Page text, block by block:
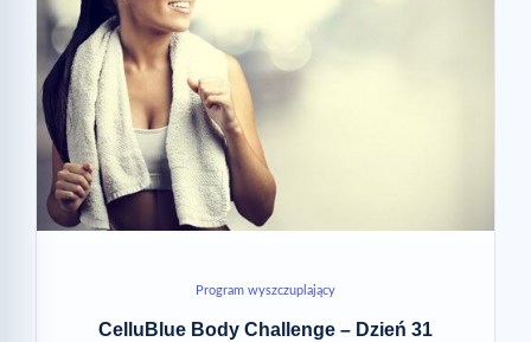
Program wyszczuplający
CelluBlue Body Challenge – Dzień 31